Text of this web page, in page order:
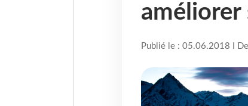
Publié le : 05.06.2018 I